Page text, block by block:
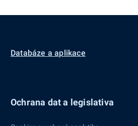
Databáze a aplikace
Ochrana dat a legislativa